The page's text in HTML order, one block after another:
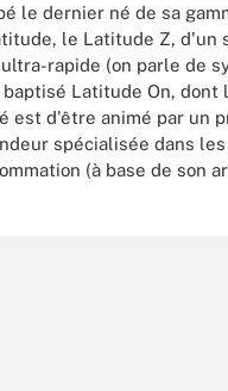
le dernier né de sa
le Latitude Z, d'un
rapide (on parle de
baptisé Latitude On, dont
est d'être animé par un
spécialisée dans
(à base de son